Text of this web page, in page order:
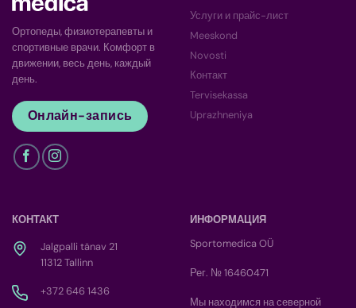
Ортопеды, физиотерапевты и
спортивные врачи. Комфорт в
движении, весь день, каждый
день.
Онлайн-запись
Услуги и прайс-лист
Meeskond
Novosti
Контакт
Tervisekassa
Uprazhneniya
КОНТАКТ
Jalgpalli tänav 21
11312 Tallinn
+372 646 1436
ИНФОРМАЦИЯ
Sportomedica OÜ
Рег. № 16460471
Мы находимся на северной